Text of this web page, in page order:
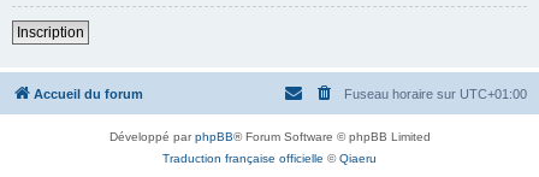
Inscription
Accueil du forum Fuseau horaire sur UTC+01:00
Développé parphpBB® Forum Software © phpBB Limited
Traduction française officielle ©Qiaeru